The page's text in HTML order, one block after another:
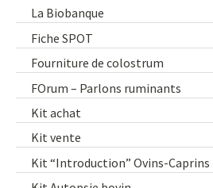
La Biobanque
Fiche SPOT
Fourniture de colostrum
FOrum – Parlons ruminants
Kit achat
Kit vente
Kit “Introduction” Ovins-Caprins